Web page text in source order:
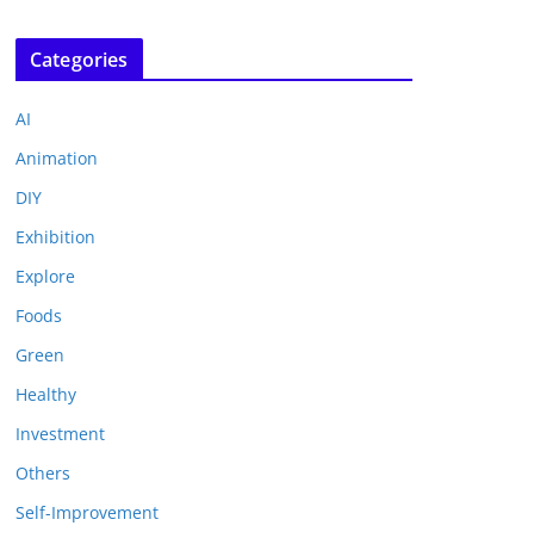
Categories
AI
Animation
DIY
Exhibition
Explore
Foods
Green
Healthy
Investment
Others
Self-Improvement